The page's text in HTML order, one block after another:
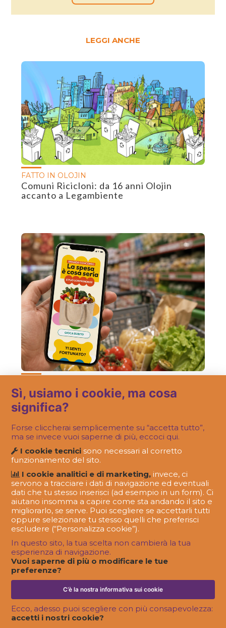
LEGGI ANCHE
FATTO IN OLOJIN
Comuni Ricicloni: da 16 anni Olojin
accanto a Legambiente
supermercati
Se l’azienda soffre di personalità multipla
Sì, usiamo i cookie, ma cosa
significa?
Forse cliccherai semplicemente su “accetta tutto”,
ma se invece vuoi saperne di più, eccoci qui.
I cookie tecnici sono necessari al corretto
funzionamento del sito.
I cookie analitici e di marketing, invece, ci
servono a tracciare i dati di navigazione ed eventuali
dati che tu stesso inserisci (ad esempio in un form). Ci
aiutano insomma a capire come sta andando il sito e
migliorarlo, se serve. Puoi scegliere se accettarli tutti
oppure selezionare tu stesso quelli che preferisci
escludere (“Personalizza cookie”).
In questo sito, la tua scelta non cambierà la tua
esperienza di navigazione.
Vuoi saperne di più o modificare le tue
preferenze?
C’è la nostra informativa sui cookie
Ecco, adesso puoi scegliere con più consapevolezza:
accetti i nostri cookie?